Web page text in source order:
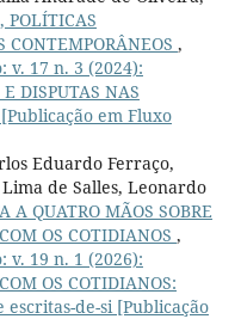
POLÍTICAS
CONTEMPORÂNEOS ,
v. 17 n. 3 (2024):
DISPUTAS NAS
[Publicação em Fluxo
Eduardo Ferraço,
de Salles, Leonardo
A QUATRO MÃOS SOBRE
OS COTIDIANOS ,
v. 19 n. 1 (2026):
OS COTIDIANOS:
de-si [Publicação